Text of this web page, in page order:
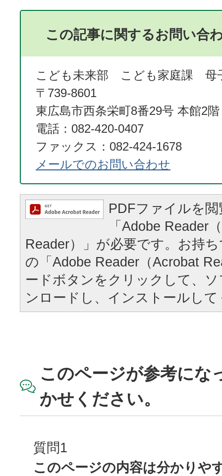
この記事に関するお問い合
こども未来部 こども家庭課 母
〒739-8601
東広島市西条栄町8番29号 本館2階
電話：082-420-0407
ファックス：082-424-1678
メールでのお問い合わせ
PDFファイルを
「Adobe Reader
Reader）」が必要です。お持
の「Adobe Reader（Acrobat
ードボタンをクリックして、
ンロードし、インストールし
このページが参考にな
かせください。
質問1
このページの内容は分かりや